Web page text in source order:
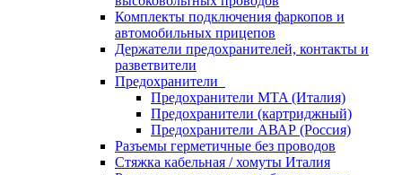
Комплекты подключения фаркопов и
автомобильных прицепов
Держатели предохранителей, контакты и
разветвители
Предохранители
Предохранители MTA (Италия)
Предохранители (картриджный)
Предохранители АВАР (Россия)
Разъемы герметичные без проводов
Стяжка кабельная / хомуты Италия